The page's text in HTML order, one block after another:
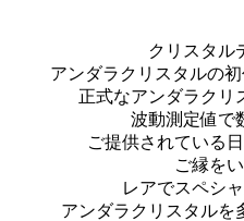
クリスタル
アンダラクリスタルの
正式なアンダラクリ
波動測定値で
ご提供されている
ご縁を
レアでスペシ
アンダラクリスタル